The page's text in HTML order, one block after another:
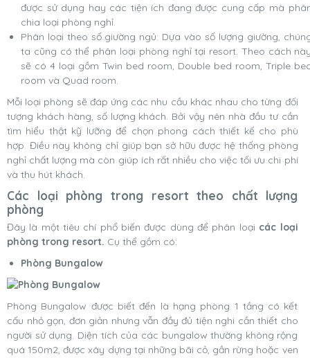
được sử dụng hay các tiện ích đang được cung cấp mà
chia loại phòng nghỉ.
Phân loại theo số giường ngủ: Dựa vào số lượng giường,
ta cũng có thể phân loại phòng nghỉ tại resort. Theo cách
sẽ có 4 loại gồm Twin bed room, Double bed room, Triple
room và Quad room.
Mỗi loại phòng sẽ đáp ứng các nhu cầu khác nhau cho từng đối
tượng khách hàng, số lượng khách. Bởi vậy nên nhà đầu tư cần
tìm hiểu thật kỹ lưỡng để chọn phong cách thiết kế cho phù
hợp. Điều này không chỉ giúp bạn sở hữu được hệ thống phòng
nghỉ chất lượng mà còn giúp ích rất nhiều cho việc tối ưu chi phí
và thu hút khách.
Các loại phòng trong resort theo chất lượng
phòng
Đây là một tiêu chí phổ biến được dùng để phân loại các loại
phòng trong resort. Cụ thể gồm có:
Phòng Bungalow
Phòng Bungalow được biết đến là hạng phòng 1 tầng có kết
cấu nhỏ gọn, đơn giản nhưng vẫn đầy đủ tiện nghi cần thiết cho
người sử dụng. Diện tích của các bungalow thường không rộng
quá 150m2, được xây dựng tại những bãi cỏ, gần rừng hoặc ven